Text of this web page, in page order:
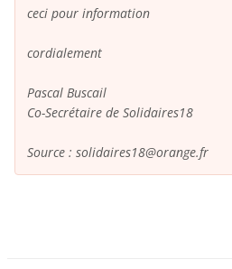
ceci pour information
cordialement
Pascal Buscail
Co-Secrétaire de Solidaires18
Source : solidaires18@orange.fr